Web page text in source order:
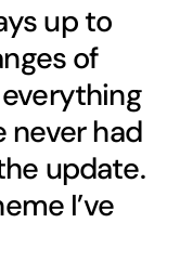
up to
of
never had
update.
I’ve